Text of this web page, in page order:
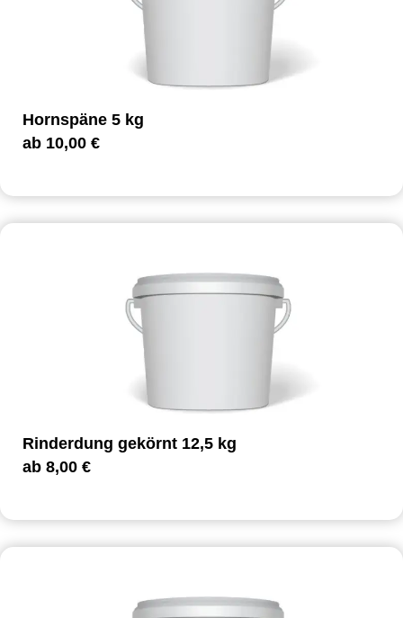
Hornspäne 5 kg
ab 10,00 €
Rinderdung gekörnt 12,5 kg
ab 8,00 €